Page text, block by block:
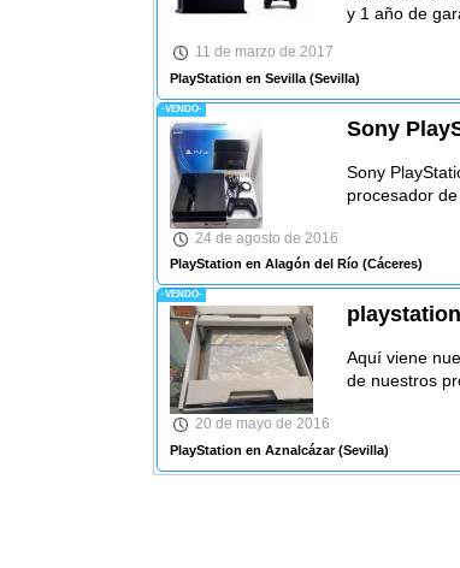
y 1 año de
11 de marzo de 2017
PlayStation en Sevilla(Sevilla)
-VENDO-
Sony
Sony
procesador
24 de agosto de 2016
PlayStation en Alagón del Río(Cáceres)
-VENDO-
Aquí viene
de nuestros
20 de mayo de 2016
PlayStation en Aznalcázar(Sevilla)